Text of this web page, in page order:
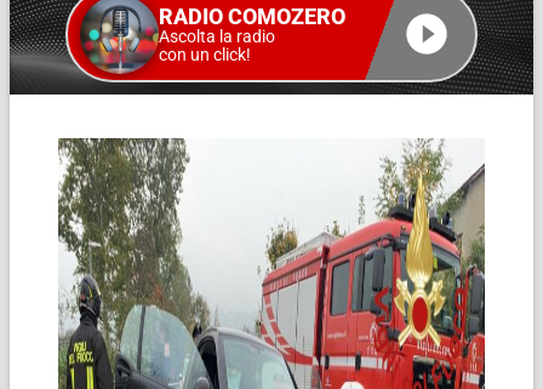
RADIO COMOZERO
Ascolta la radio
con un click!